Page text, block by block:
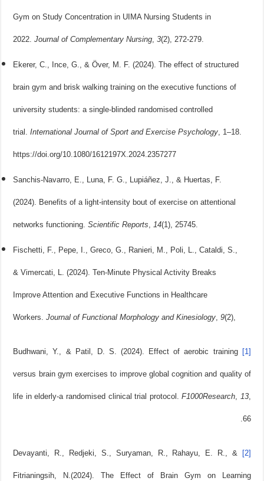
Gym on Study Concentration in UIMA Nursing Students in
2022.Journal of Complementary Nursing,3
Ekerer, C., Ince, G., & Över, M. F. (2024). The effect of structured
brain gym and brisk walking training on the executive functions of
university students: a single-blinded randomised controlled
trial.International Journal of Sport and Exercise Psychology, 1–18.
https://doi.org/10.1080/1612197X.2024.2357277
Sanchis-Navarro, E., Luna, F. G., Lupiáñez, J., & Huertas, F.
(2024). Benefits of a light-intensity bout of exercise on attentional
networks functioning.Scientific Reports,14
Fischetti, F., Pepe, I., Greco, G., Ranieri, M., Poli, L., Cataldi, S.,
& Vimercati, L. (2024). Ten-Minute Physical Activity Breaks
Improve Attention and Executive Functions in Healthcare
Workers.Journal of Functional Morphology and Kinesiology,9(2),
[1]
Budhwani, Y., & Patil, D. S. (2024). Effect of aerobic training
versus brain gym exercises to improve global cognition and quality of
life in elderly-a randomised clinical trial protocol.F1000Research, 13,
66.‏
[2]
Devayanti, R., Redjeki, S., Suryaman, R., Rahayu, E. R., &
Fitrianingsih, N.(2024). The Effect of Brain Gym on Learning